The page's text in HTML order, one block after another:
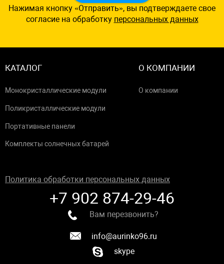
Нажимая кнопку «Отправить», вы подтверждаете свое
согласие на обработку персональных данных
КАТАЛОГ
Монокристаллические модули
Поликристаллические модули
Портативные панели
Комплекты солнечных батарей
О КОМПАНИИ
О компании
Политика обработки персональных данных
+7 902 874-29-46
Вам перезвонить?
info@aurinko96.ru
skype